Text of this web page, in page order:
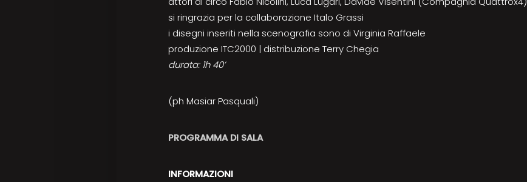
si ringrazia per la collaborazione Italo Grassi
i disegni inseriti nella scenografia sono di Virginia Raffaele
produzione ITC2000 | distribuzione Terry Chegia
durata: 1h 40’
(ph Masiar Pasquali)
PROGRAMMA DI SALA
INFORMAZIONI